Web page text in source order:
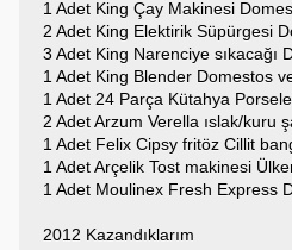
1 Adet King Çay Makinesi
2 Adet King Elektirik Süpürgesi
3 Adet King Narenciye sıkacağı
1 Adet King Blender Domestos
1 Adet 24 Parça Kütahya
2 Adet Arzum Verella ıslak/kuru
1 Adet Felix Cipsy fritöz Cillit
1 Adet Arçelik Tost makinesi
1 Adet Moulinex Fresh Express
2012 Kazandıklarım